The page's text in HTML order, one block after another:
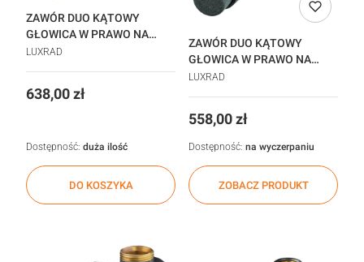
ZAWÓR DUO KĄTOWY
GŁOWICA W PRAWO NA
POWROCIE CZARNY RAL
LUXRAD
Cena
638,00 zł
DO KOSZYKA
Dostępność: duża ilość
ZAWÓR DUO KĄTOWY
GŁOWICA W PRAWO NA
POWROCIE W DOWOLNYM
LUXRAD
Cena
558,00 zł
ZOBACZ PRODUKT
Dostępność: na wyczerpaniu